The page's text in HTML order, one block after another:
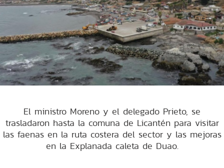
El ministro Moreno y el delegado Prieto, se
trasladaron hasta la comuna de Licantén para visitar
las faenas en la ruta costera del sector y las mejoras
en la Explanada caleta de Duao.